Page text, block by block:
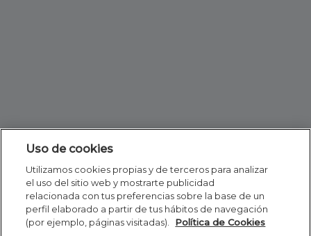
Uso de cookies
Utilizamos cookies propias y de terceros para analizar
el uso del sitio web y mostrarte publicidad
relacionada con tus preferencias sobre la base de un
perfil elaborado a partir de tus hábitos de navegación
(por ejemplo, páginas visitadas).
Política de Cookies